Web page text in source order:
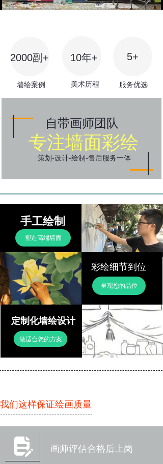
策划-设计-绘制-售后服务一体
专注墙面彩绘
自带画师团队
手工绘制
塑造高端墙面
彩绘细节到位
呈现您的品位
定制化墙绘设计
做适合您的方案
2000副+
服务优选
10年+ 5+
墙绘案例 美术历程
画师评估合格后上岗
넖
我们这样保证绘画质量